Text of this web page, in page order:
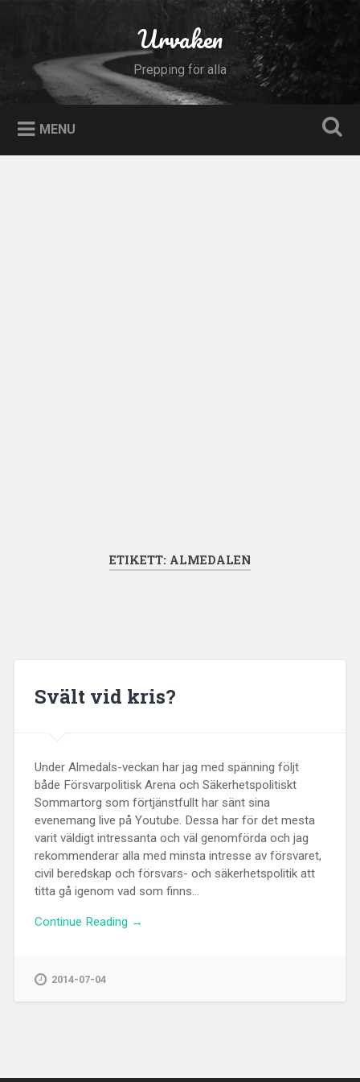
Urvaken
Prepping för alla
MENU
ETIKETT: ALMEDALEN
Svält vid kris?
Under Almedals-veckan har jag med spänning följt
både Försvarpolitisk Arena och Säkerhetspolitiskt
Sommartorg som förtjänstfullt har sänt sina
evenemang live på Youtube. Dessa har för det mesta
varit väldigt intressanta och väl genomförda och jag
rekommenderar alla med minsta intresse av försvaret,
civil beredskap och försvars- och säkerhetspolitik att
titta gå igenom vad som finns...
Continue Reading →
2014-07-04